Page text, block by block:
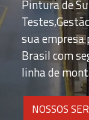
Pintura de
sua empresa
Brasil com
linha de
NOSSOS